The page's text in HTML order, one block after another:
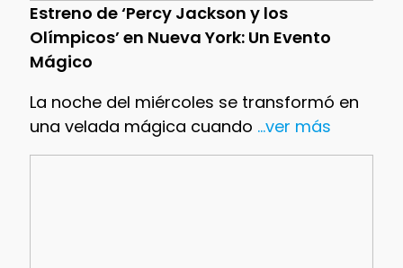
Estreno de ‘Percy Jackson y los
Olímpicos’ en Nueva York: Un Evento
Mágico
La noche del miércoles se transformó en
una velada mágica cuando ...ver más